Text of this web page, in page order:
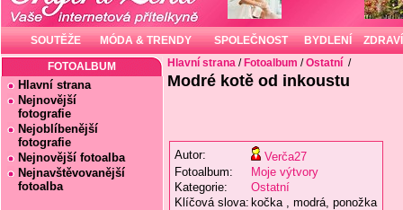
SOUTĚŽE MÓDA & TRENDY SPOLEČNOST BYDLENÍ ZDRAVÍ
FOTOALBUM
Hlavní strana
Nejnovější
fotografie
Nejoblíbenější
fotografie
Nejnovější fotoalba
Nejnavštěvovanější
fotoalba
Hlavní strana / Fotoalbum /Ostatní /
Modré kotě od inkoustu
Autor:
Verča27
Fotoalbum:
Moje výtvory
Kategorie:
Ostatní
Klíčová slova: kočka , modrá, ponožka